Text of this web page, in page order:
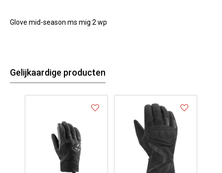
Glove mid-season ms mig 2 wp
Gelijkaardige producten